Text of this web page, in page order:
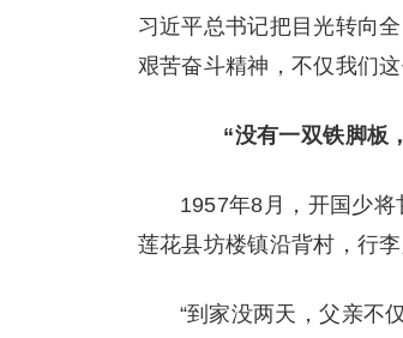
习近平总书记把目光转向
艰苦奋斗精神，不仅我们
“没有一双铁脚板，
1957年8月，开国少
莲花县坊楼镇沿背村，行
“到家没两天，父亲不